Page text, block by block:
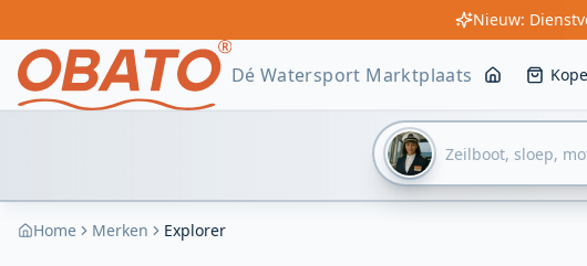
Nieuw:
Dé Watersport Marktplaats
Home Merken Explorer